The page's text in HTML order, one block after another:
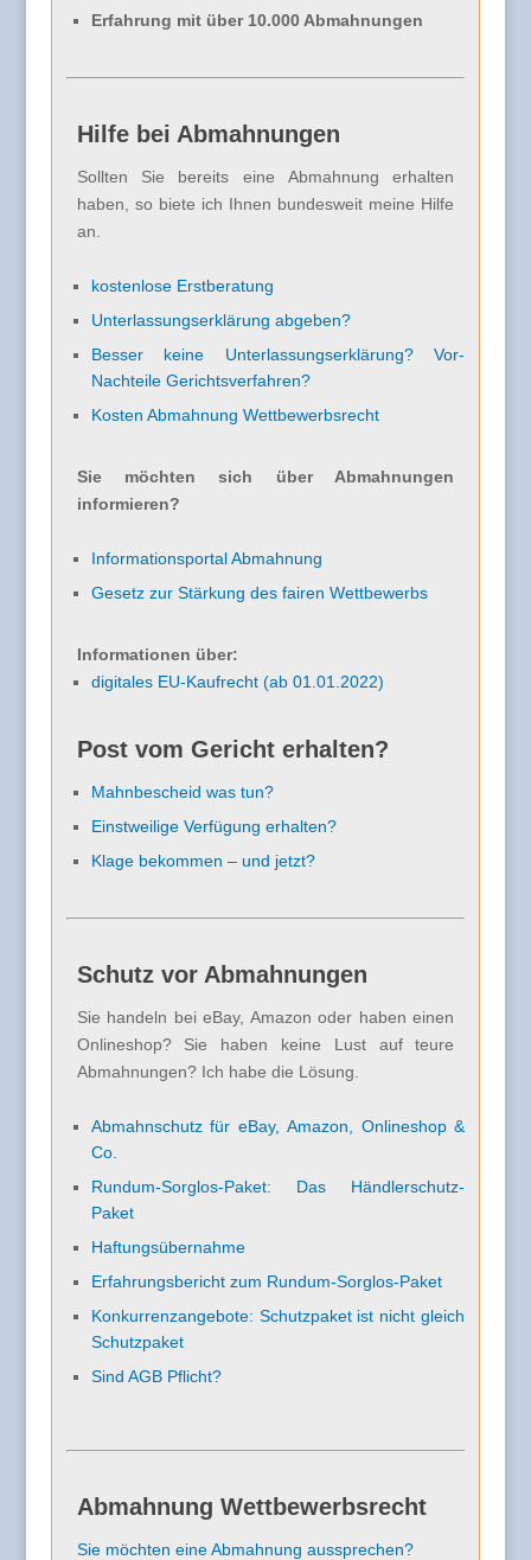
Erfahrung mit über 10.000 Abmahnungen
Hilfe bei Abmahnungen
Sollten Sie bereits eine Abmahnung erhalten
haben, so biete ich Ihnen bundesweit meine Hilfe
an.
kostenlose Erstberatung
Unterlassungserklärung abgeben?
Besser keine Unterlassungserklärung? Vor-
Nachteile Gerichtsverfahren?
Kosten Abmahnung Wettbewerbsrecht
Sie möchten sich über Abmahnungen
informieren?
Informationsportal Abmahnung
Gesetz zur Stärkung des fairen Wettbewerbs
Informationen über:
digitales EU-Kaufrecht (ab 01.01.2022)
Post vom Gericht erhalten?
Mahnbescheid was tun?
Einstweilige Verfügung erhalten?
Klage bekommen – und jetzt?
Schutz vor Abmahnungen
Sie handeln bei eBay, Amazon oder haben einen
Onlineshop? Sie haben keine Lust auf teure
Abmahnungen? Ich habe die Lösung.
Abmahnschutz für eBay, Amazon, Onlineshop &
Co.
Rundum-Sorglos-Paket: Das Händlerschutz-
Paket
Haftungsübernahme
Erfahrungsbericht zum Rundum-Sorglos-Paket
Konkurrenzangebote: Schutzpaket ist nicht gleich
Schutzpaket
Sind AGB Pflicht?
Abmahnung Wettbewerbsrecht
Sie möchten eine Abmahnung aussprechen?